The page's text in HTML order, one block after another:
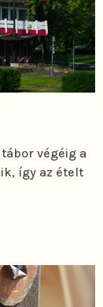
végéig a
így az ételt